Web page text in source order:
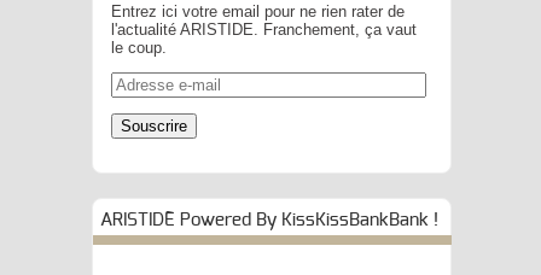
Entrez ici votre email pour ne rien rater de
l'actualité ARISTIDE. Franchement, ça vaut
le coup.
Adresse
e-
mail
Souscrire
ARISTIDE Powered By KissKissBankBank !